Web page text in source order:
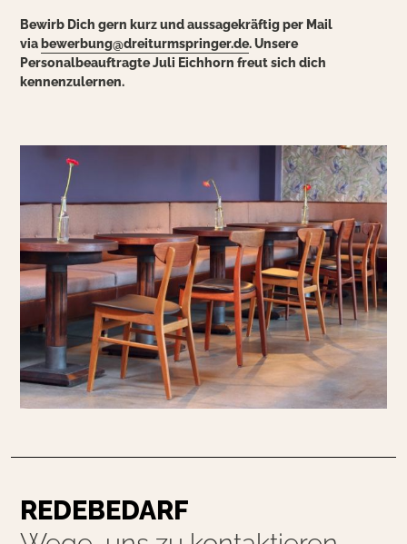
Bewirb Dich gern kurz und aussagekräftig per Mail
viabewerbung@dreiturmspringer.de. Unsere
Personalbeauftragte Juli Eichhorn freut sich dich
kennenzulernen.
REDEBEDARF